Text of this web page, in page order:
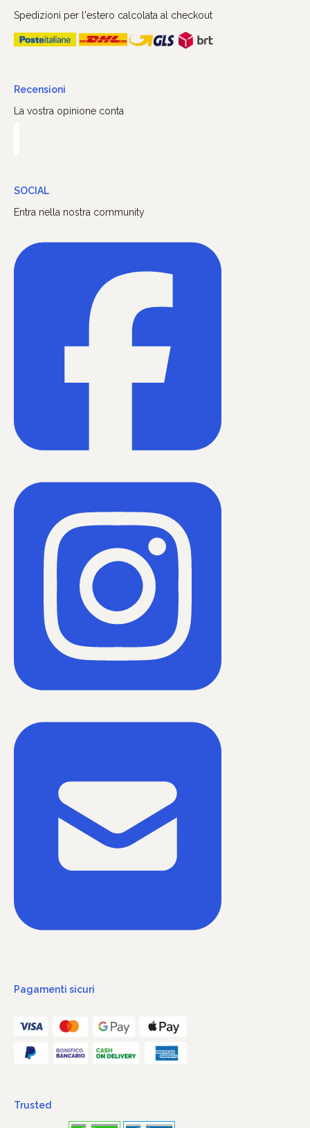
Spedizioni per l'estero calcolata al checkout
Recensioni
La vostra opinione conta
SOCIAL
Entra nella nostra community
Pagamenti sicuri
Trusted